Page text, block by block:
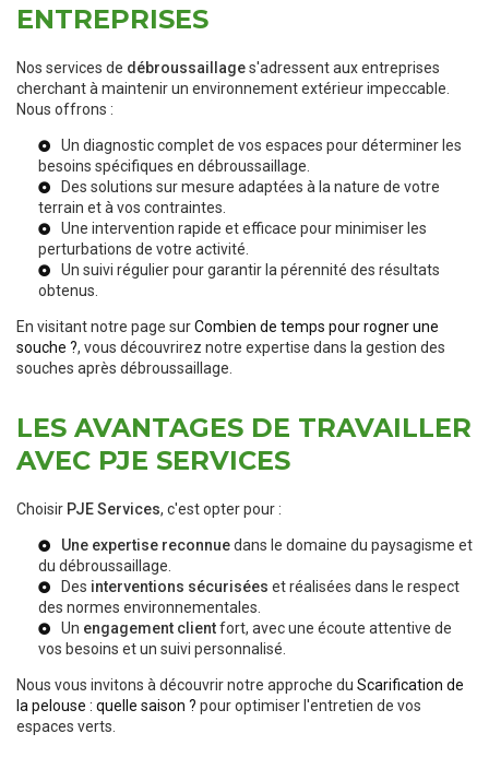
ENTREPRISES
Nos services de débroussaillages'adressent aux entreprises
cherchant à maintenir un environnement extérieur impeccable.
Nous offrons :
Un diagnostic complet de vos espaces pour déterminer les
besoins spécifiques en débroussaillage.
Des solutions sur mesure adaptées à la nature de votre
terrain et à vos contraintes.
Une intervention rapide et efficace pour minimiser les
perturbations de votre activité.
Un suivi régulier pour garantir la pérennité des résultats
obtenus.
En visitant notre page surCombien de temps pour rogner une
souche ?, vous découvrirez notre expertise dans la gestion des
souches après débroussaillage.
LES AVANTAGES DE TRAVAILLER
AVEC PJE SERVICES
Choisir PJE Services, c'est opter pour :
Une expertise reconnuedans le domaine du paysagisme et
du débroussaillage.
Des interventions sécurisées et réalisées dans le respect
des normes environnementales.
Un engagement clientfort, avec une écoute attentive de
vos besoins et un suivi personnalisé.
Nous vous invitons à découvrir notre approche du Scarification de
la pelouse : quelle saison ? pour optimiser l'entretien de vos
espaces verts.